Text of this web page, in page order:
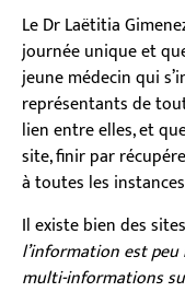
Le Dr Laëtitia
journée unique et
jeune médecin qui
représentants de
lien entre elles, et
site, finir par
à toutes les
Il existe bien des
l’information est peu
multi-informations